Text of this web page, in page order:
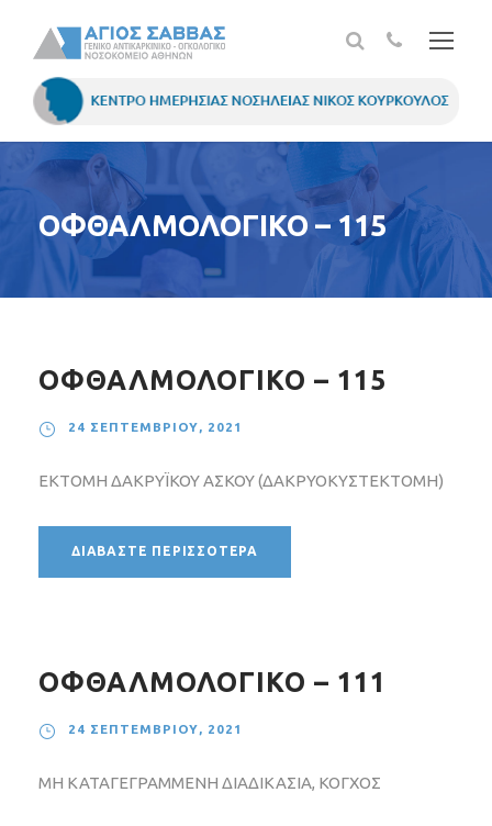
ΟΦΘΑΛΜΟΛΟΓΙΚΟ – 115
ΟΦΘΑΛΜΟΛΟΓΙΚΟ – 115
24 ΣΕΠΤΕΜΒΡΊΟΥ, 2021
ΕΚΤΟΜΗ ΔΑΚΡΥΪΚΟΥ ΑΣΚΟΥ (ΔΑΚΡΥΟΚΥΣΤΕΚΤΟΜΗ)
ΔΙΑΒΆΣΤΕ ΠΕΡΙΣΣΌΤΕΡΑ
ΟΦΘΑΛΜΟΛΟΓΙΚΟ – 111
24 ΣΕΠΤΕΜΒΡΊΟΥ, 2021
ΜΗ ΚΑΤΑΓΕΓΡΑΜΜΕΝΗ ΔΙΑΔΙΚΑΣΙΑ, ΚΟΓΧΟΣ